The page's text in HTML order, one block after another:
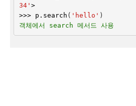
34' >
>>>
p . search ( 'hello' )
객체에서 search 메서드 사용